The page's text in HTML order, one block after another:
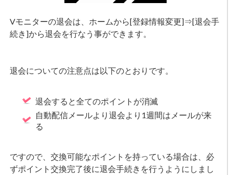
Vモニターの退会は、ホームから[登録情報変更]⇒[退会手
続き]から退会を行なう事ができます。
退会についての注意点は以下のとおりです。
退会すると全てのポイントが消滅
自動配信メールより退会より1週間はメールが来
る
ですので、交換可能なポイントを持っている場合は、必
ずポイント交換完了後に退会手続きを行うようにしまし